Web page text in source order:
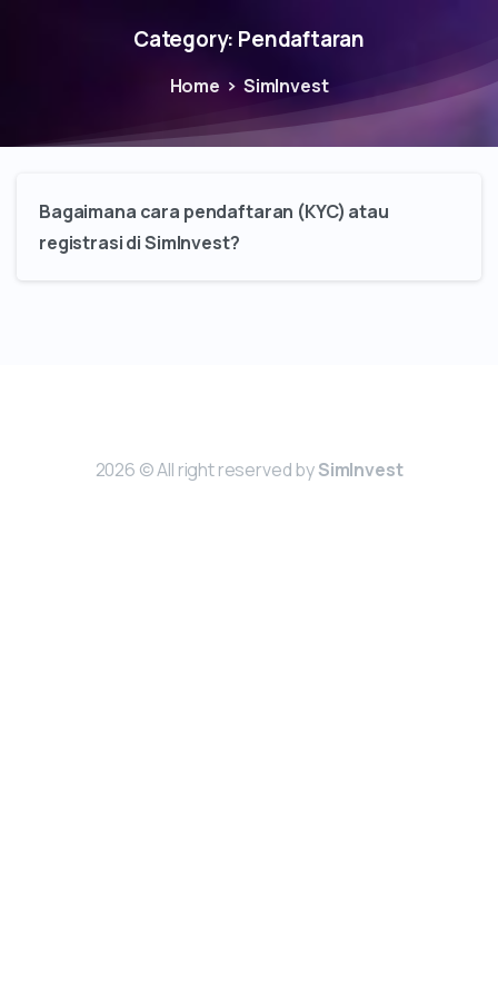
Category: Pendaftaran
Home SimInvest
Bagaimana cara pendaftaran (KYC) atau
registrasi di SimInvest?
2026 © All right reserved bySimInvest